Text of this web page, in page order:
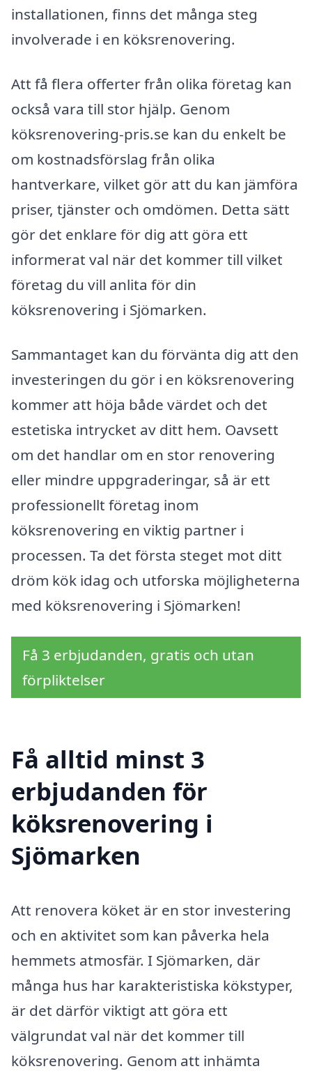
installationen, finns det många steg
involverade i en köksrenovering.
Att få flera offerter från olika företag kan
också vara till stor hjälp. Genom
köksrenovering-pris.se kan du enkelt be
om kostnadsförslag från olika
hantverkare, vilket gör att du kan jämföra
priser, tjänster och omdömen. Detta sätt
gör det enklare för dig att göra ett
informerat val när det kommer till vilket
företag du vill anlita för din
köksrenovering i Sjömarken.
Sammantaget kan du förvänta dig att den
investeringen du gör i en köksrenovering
kommer att höja både värdet och det
estetiska intrycket av ditt hem. Oavsett
om det handlar om en stor renovering
eller mindre uppgraderingar, så är ett
professionellt företag inom
köksrenovering en viktig partner i
processen. Ta det första steget mot ditt
dröm kök idag och utforska möjligheterna
med köksrenovering i Sjömarken!
Få 3 erbjudanden, gratis och utan
förpliktelser
Få alltid minst 3
erbjudanden för
köksrenovering i
Sjömarken
Att renovera köket är en stor investering
och en aktivitet som kan påverka hela
hemmets atmosfär. I Sjömarken, där
många hus har karakteristiska kökstyper,
är det därför viktigt att göra ett
välgrundat val när det kommer till
köksrenovering. Genom att inhämta